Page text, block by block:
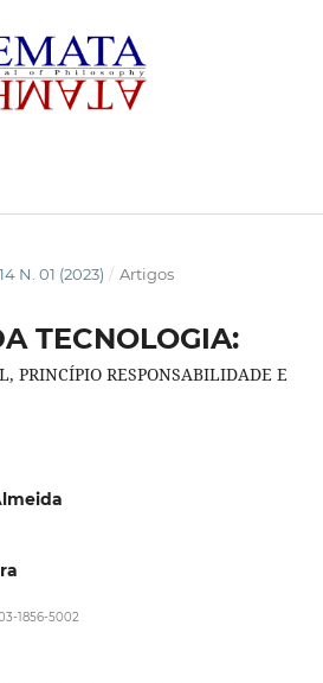
N. 01 (2023) / Artigos
TECNOLOGIA:
PRINCÍPIO RESPONSABILIDADE E
1856-5002